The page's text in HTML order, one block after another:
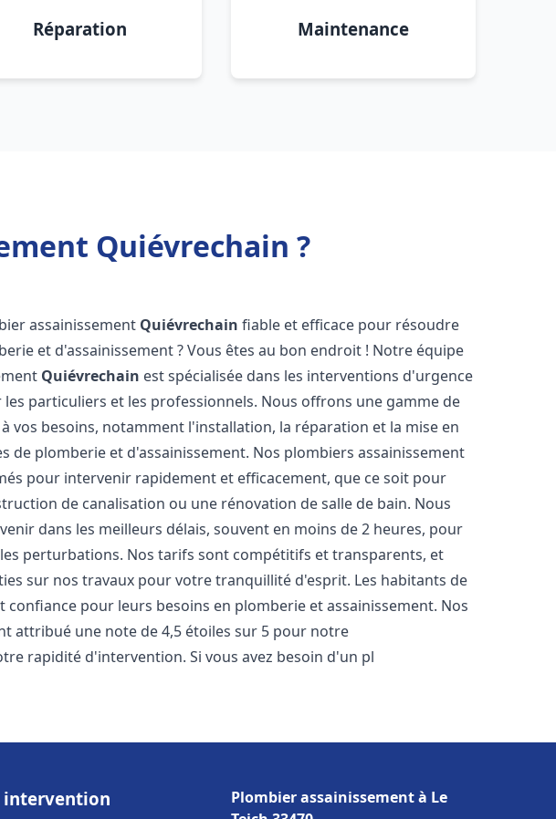
Réparation Maintenance
Quiévrechain ?
assainissement Quiévrechain fiable et efficace pour résoudre
et d'assainissement ? Vous êtes au bon endroit ! Notre équipe
Quiévrechain est spécialisée dans les interventions d'urgence
particuliers et les professionnels. Nous offrons une gamme de
vos besoins, notamment l'installation, la réparation et la mise en
de plomberie et d'assainissement. Nos plombiers assainissement
pour intervenir rapidement et efficacement, que ce soit pour
de canalisation ou une rénovation de salle de bain. Nous
dans les meilleurs délais, souvent en moins de 2 heures, pour
perturbations. Nos tarifs sont compétitifs et transparents, et
sur nos travaux pour votre tranquillité d'esprit. Les habitants de
confiance pour leurs besoins en plomberie et assainissement. Nos
attribué une note de 4,5 étoiles sur 5 pour notre
rapidité d'intervention. Si vous avez besoin d'un pl
intervention
Plombier assainissement à Le